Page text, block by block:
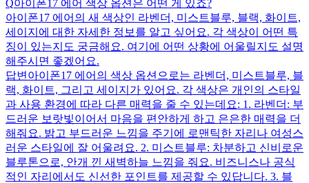
Q아이폰17 에어 색상 옵션은 어떤 게 있죠?
아이폰17 에어의 새 색상인 라벤더, 미스트블루, 블랙, 화이트,
세이지에 대한 자세한 정보를 알고 싶어요. 각 색상이 어떤 특
징이 있는지도 궁금해요. 여기에 어떤 상황에 어울릴지도 설명
해주시면 좋겠어요.
답변 아이폰17 에어의 색상 옵션으로는 라벤더, 미스트블루, 블
랙, 화이트, 그리고 세이지가 있어요. 각 색상은 개인의 스타일
과 사용 환경에 따라 다른 매력을 줄 수 있는데요: 1. 라벤더: 부
드러운 보랏빛이어서 마음을 편안하게 하고 은은한 매력을 더
해줘요. 밝고 부드러운 느낌을 주기에 로맨틱한 자리나 여성스
러운 스타일에 잘 어울려요. 2. 미스트블루: 차분하고 신비로운
블루톤으로, 안개 낀 새벽하늘 느낌을 줘요. 비즈니스나 공식
적인 자리에서도 신선한 포인트를 제공할 수 있답니다. 3. 블